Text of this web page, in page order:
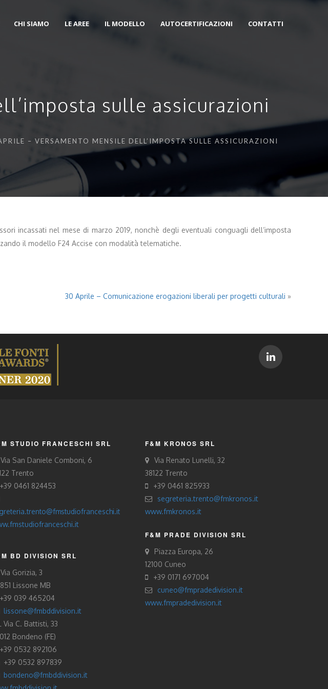
CHI SIAMO LE AREE IL MODELLO AUTOCERTIFICAZIONI CONTATTI
sulle assicurazioni
– VERSAMENTO MENSILE DELL’IMPOSTA SULLE ASSICURAZIONI
incassati nel mese di marzo 2019, nonchè degli eventuali conguagli dell’imposta
il modello F24 Accise con modalità telematiche.
30 Aprile – Comunicazione erogazioni liberali per progetti culturali »
STUDIO FRANCESCHI SRL
Via San Daniele Comboni, 6
Trento
+39 0461 824453
BD DIVISION SRL
Via Gorizia, 3
Lissone MB
+39 039 465204
lissone@fmbddivision.it
Via C. Battisti, 33
Bondeno (FE)
+39 0532 892106
+39 0532 897839
bondeno@fmbddivision.it
F&M KRONOS SRL
Via Renato Lunelli, 32
38122 Trento
+39 0461 825933
segreteria.trento@fmkronos.it
www.fmkronos.it
F&M PRADE DIVISION SRL
Piazza Europa, 26
12100 Cuneo
+39 0171 697004
cuneo@fmpradedivision.it
www.fmpradedivision.it